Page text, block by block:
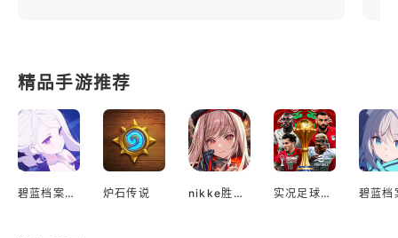
精品手游推荐
碧蓝档案国际服 炉石传说 nikke胜利女神国际服 实况足球2022手游